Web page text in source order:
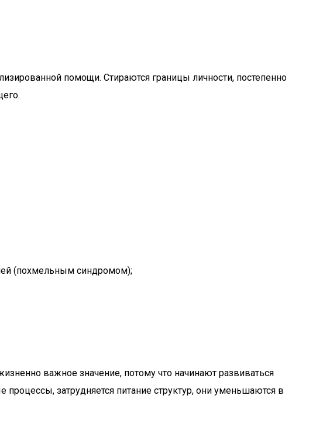
помощи. Стираются границы личности, постепенно
(похмельным синдромом);
важное значение, потому что начинают развиваться
затрудняется питание структур, они уменьшаются в